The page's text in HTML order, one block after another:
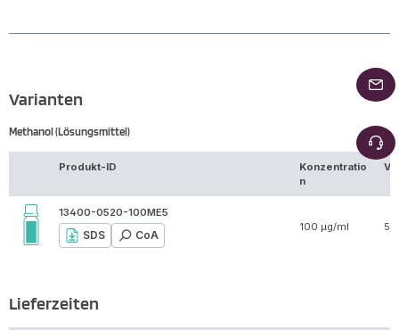
Varianten
Methanol (Lösungsmittel)
Produkt-ID
Konzentratio
n
13400-0520-100ME5
SDS CoA
100 µg/ml 5
Lieferzeiten